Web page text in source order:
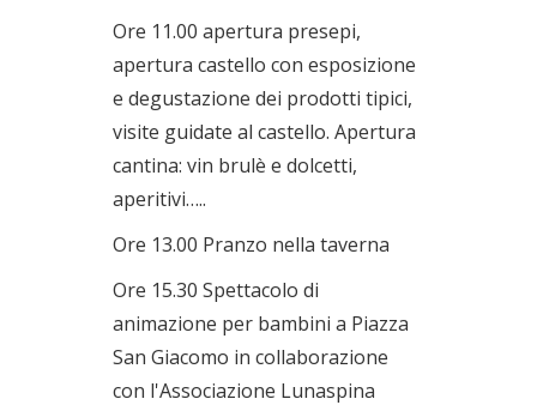
Ore 11.00 apertura presepi,
apertura castello con esposizione
e degustazione dei prodotti tipici,
visite guidate al castello. Apertura
cantina: vin brulè e dolcetti,
aperitivi…..
Ore 13.00 Pranzo nella taverna
Ore 15.30 Spettacolo di
animazione per bambini a Piazza
San Giacomo in collaborazione
con l'Associazione Lunaspina